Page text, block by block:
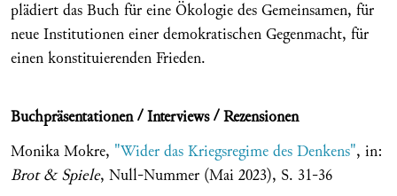
plädiert das Buch für eine Ökologie des Gemeinsamen, für
neue Institutionen einer demokratischen Gegenmacht, für
einen konstituierenden Frieden.
Buchpräsentationen / Interviews / Rezensionen
Monika Mokre, "Wider das Kriegsregime des Denkens", in:
Brot & Spiele, Null-Nummer (Mai 2023), S. 31-36